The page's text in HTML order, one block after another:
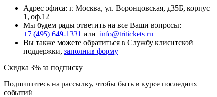
Адрес офиса: г. Москва, ул. Воронцовская, д35Б, корпус
1, оф.12
Мы будем рады ответить на все Ваши вопросы:
+7 (495) 649-1331 или info@tritickets.ru
Вы также можете обратиться в Службу клиентской
поддержки, заполнив форму
Скидка 3% за подписку
Подпишитесь на рассылку, чтобы быть в курсе последних
событий